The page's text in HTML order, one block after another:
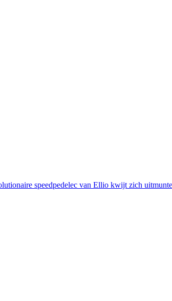
speedpedelec van Ellio kwijt zich